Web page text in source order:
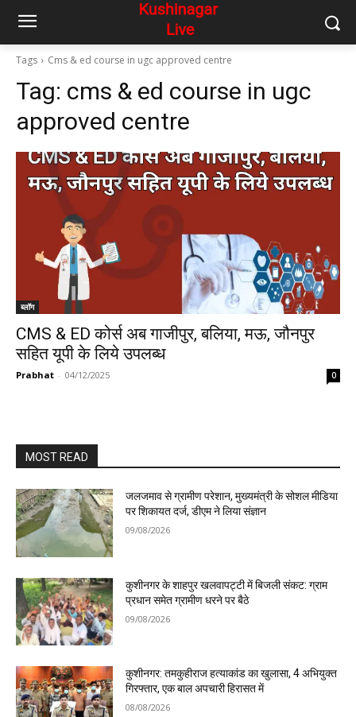
Tags Cms & ed course in ugc approved centre
Tag: cms & ed course in ugc
approved centre
ब्लॉग
CMS & ED कोर्स अब गाजीपुर, बलिया, मऊ, जौनपुर
सहित यूपी के लिये उपलब्ध
Prabhat - 04/12/2025 0
MOST READ
जलजमाव से ग्रामीण परेशान, मुख्यमंत्री के सोशल मीडिया
पर शिकायत दर्ज, डीएम ने लिया संज्ञान
09/08/2026
कुशीनगर के शाहपुर खलवापट्टी में बिजली संकट: ग्राम
प्रधान समेत ग्रामीण धरने पर बैठे
09/08/2026
कुशीनगर: तमकुहीराज हत्याकांड का खुलासा, 4 अभियुक्त
गिरफ्तार, एक बाल अपचारी हिरासत में
08/08/2026